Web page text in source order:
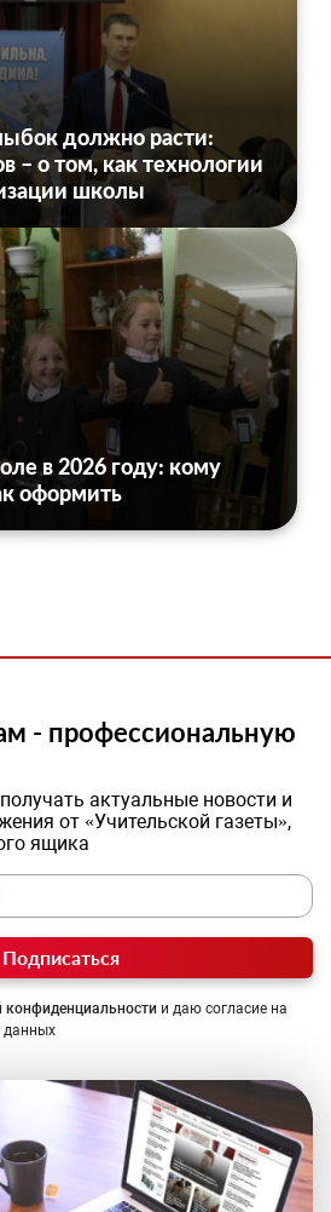
должно расти:
– о том, как технологии
школы
в 2026 году: кому
оформить
- профессиональную
актуальные новости и
от «Учительской газеты»,
ящика
Подписаться
конфиденциальности и даю согласие на
данных